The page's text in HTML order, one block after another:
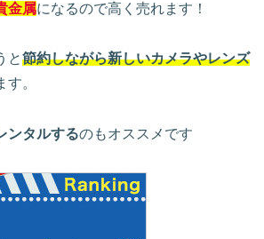
金属になるので高く売れます！
と節約しながら新しいカメラやレンズ
。
ンタルするのもオススメです